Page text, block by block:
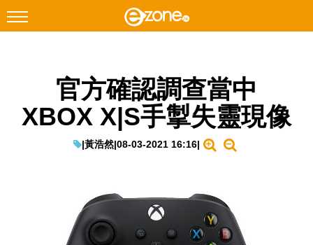
Facebook Instagram
科技焦點
官方確認調查當中
XBOX X|S手掣失靈現像
|黃浩然|08-03-2021 16:16|